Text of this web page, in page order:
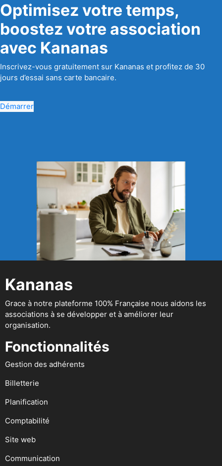
Optimisez votre temps,
boostez votre association
avec Kananas
Inscrivez-vous gratuitement sur Kananas et profitez de 30
jours d’essai sans carte bancaire.
Démarrer
Kananas
Grace à notre plateforme 100% Française nous aidons les
associations à se développer et à améliorer leur
organisation.
Fonctionnalités
Gestion des adhérents
Billetterie
Planification
Comptabilité
Site web
Communication